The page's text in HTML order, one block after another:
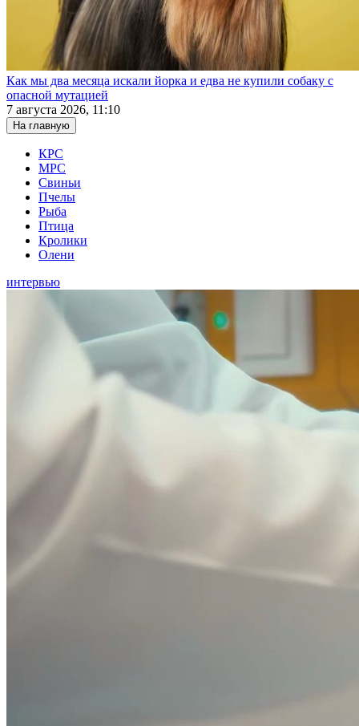
Как мы два месяца искали йорка и едва не купили собаку с
опасной мутацией
7 августа 2026, 11:10
На главную
КРС
МРС
Свиньи
Пчелы
Рыба
Птица
Кролики
Олени
интервью